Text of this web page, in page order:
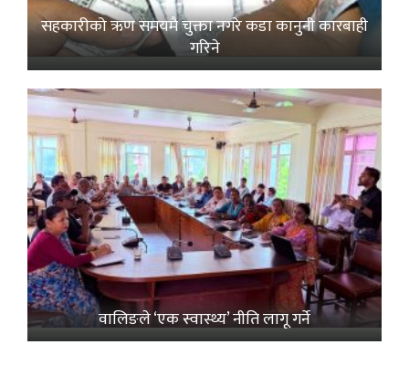
सहकारीको ऋण समयमै चुक्ता नगरे कडा कानुनी कारबाही
गरिने
वालिङले ‘एक स्वास्थ्य’ नीति लागू गर्ने